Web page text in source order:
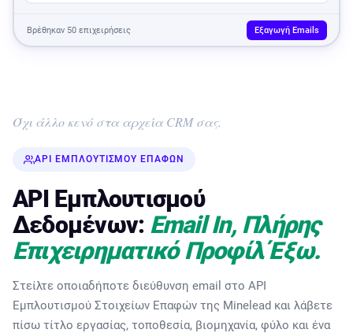
Βρέθηκαν 50 επιχειρήσεις Εξαγωγή Emails
Όχι άλλο κενό στα αρχεία CRM σας.
API ΕΜΠΛΟΥΤΙΣΜΟΎ ΕΠΑΦΏΝ
API Εμπλουτισμού
Δεδομένων: Email In, Πλήρης
Επιχειρηματικό Προφίλ Έξω.
Στείλτε οποιαδήποτε διεύθυνση email στο API
Εμπλουτισμού Στοιχείων Επαφών της Minelead και λάβετε
πίσω τίτλο εργασίας, τοποθεσία, βιομηχανία, φύλο και ένα